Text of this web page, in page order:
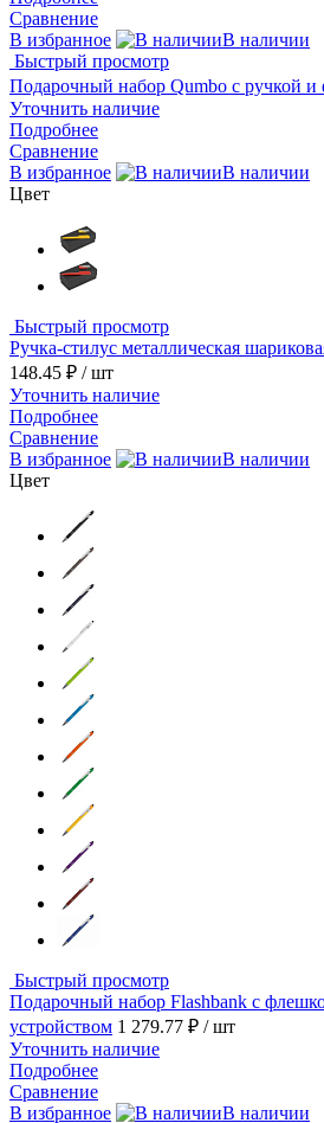
Сравнение
В избранное
В наличии
Быстрый просмотр
Подарочный набор Qumbo с ручкой и
Уточнить наличие
Подробнее
Сравнение
В избранное
В наличии
Цвет
Быстрый просмотр
Ручка-стилус металлическая
148.45 ₽ / шт
Уточнить наличие
Подробнее
Сравнение
В избранное
В наличии
Цвет
Быстрый просмотр
Подарочный набор Flashbank с
устройством 1 279.77 ₽ / шт
Уточнить наличие
Подробнее
Сравнение
В избранное
В наличии